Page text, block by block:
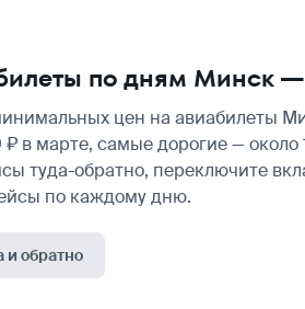
по дням Минск
цен на авиабилеты
в марте, самые дорогие —
туда-обратно, переключите
по каждому дню.
и обратно